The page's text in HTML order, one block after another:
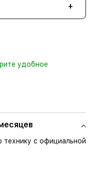
+
удобное
технику с официальной